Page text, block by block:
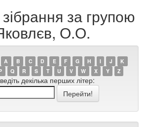
за групою
О.О.
A B C D E F G H I J
K
Q R S T U V W X Y Z
декілька перших літер: